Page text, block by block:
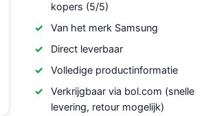
kopers (5/5)
Van het merk Samsung
Direct leverbaar
Volledige productinformatie
Verkrijgbaar via bol.com (snelle
levering, retour mogelijk)